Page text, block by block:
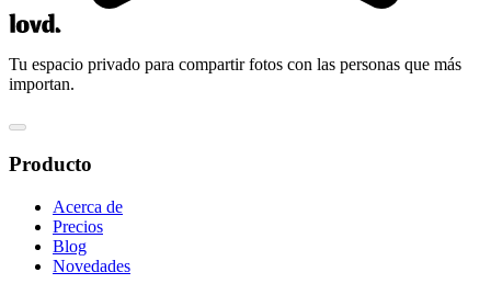
Tu espacio privado para compartir fotos con las personas que más
importan.
Producto
Acerca de
Precios
Blog
Novedades